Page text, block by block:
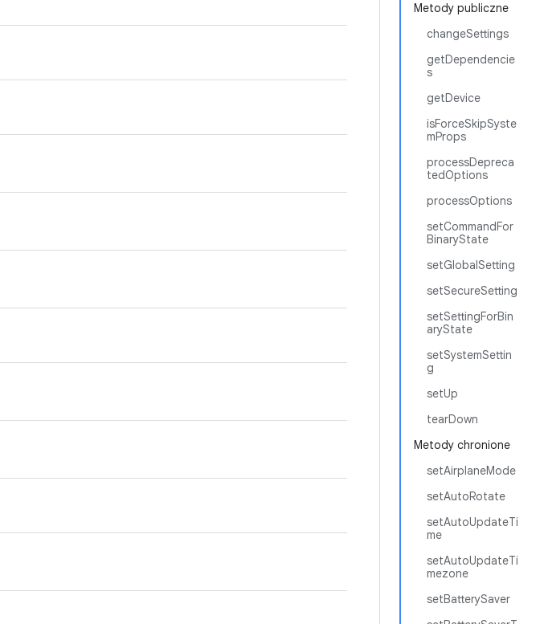
Metody publiczne
changeSettings
getDependencie
s
getDevice
isForceSkipSyste
mProps
processDepreca
tedOptions
processOptions
setCommandFor
BinaryState
setGlobalSetting
setSecureSetting
setSettingForBin
aryState
setSystemSettin
g
setUp
tearDown
Metody chronione
setAirplaneMode
setAutoRotate
setAutoUpdateTi
me
setAutoUpdateTi
mezone
setBatterySaver